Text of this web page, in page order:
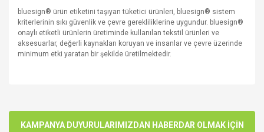
bluesign® ürün etiketini taşıyan tüketici ürünleri, bluesign® sistem
kriterlerinin sıkı güvenlik ve çevre gerekliliklerine uygundur. bluesign®
onaylı etiketli ürünlerin üretiminde kullanılan tekstil ürünleri ve
aksesuarlar, değerli kaynakları koruyan ve insanlar ve çevre üzerinde
minimum etki yaratan bir şekilde üretilmektedir.
kullanarak tarafımıza iletebilirsiniz.
Görüş ve önerileriniz için teşekkür ederiz.
KAMPANYA DUYURULARIMIZDAN HABERDAR OLMAK İÇİN